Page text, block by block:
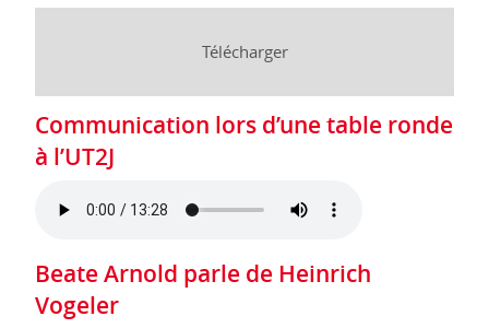
Télécharger
Communication lors d’une table ronde
à l’UT2J
Beate Arnold parle de Heinrich
Vogeler